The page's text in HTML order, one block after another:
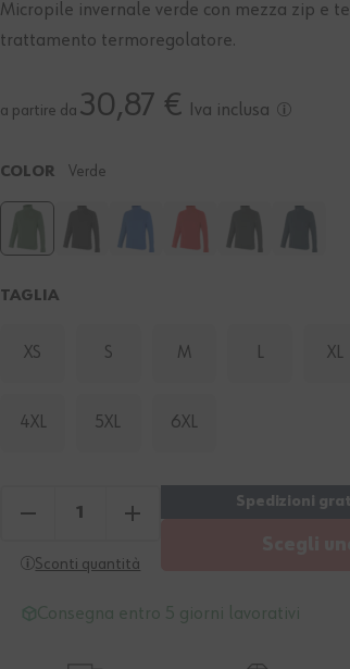
Micropile invernale verde con mezza zip e
trattamento termoregolatore.
a partire da 30,87 € Iva inclusa
COLOR Verde
TAGLIA
XS S M L XL
4XL 5XL 6XL
Sconti quantità
Consegna entro 5 giorni lavorativi